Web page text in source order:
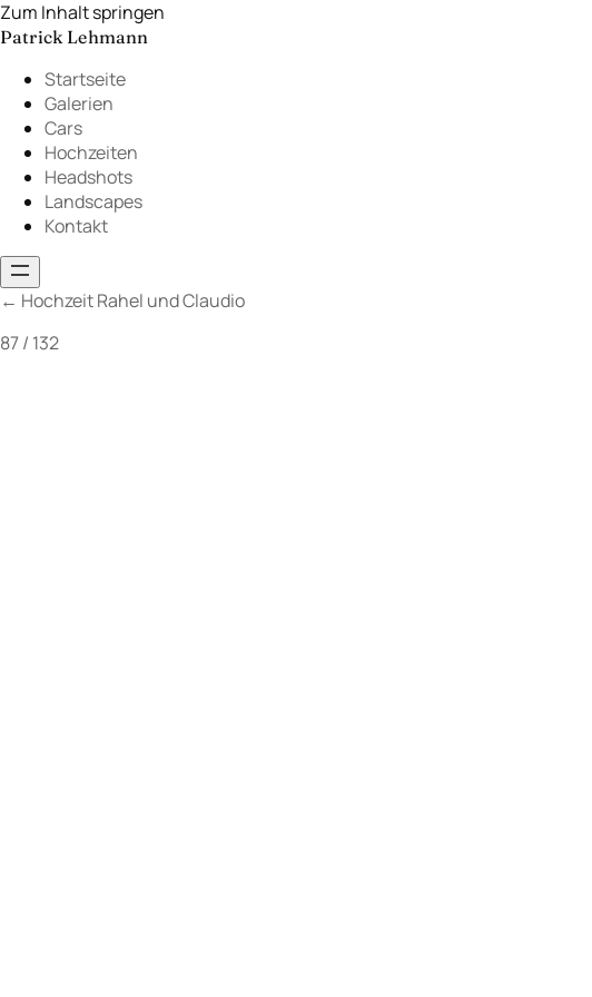
Zum Inhalt springen
Patrick Lehmann
Startseite
Galerien
Cars
Hochzeiten
Headshots
Landscapes
Kontakt
← Hochzeit Rahel und Claudio
87 / 132